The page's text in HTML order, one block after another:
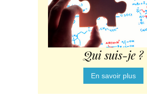
Qui suis-je ?
En savoir plus